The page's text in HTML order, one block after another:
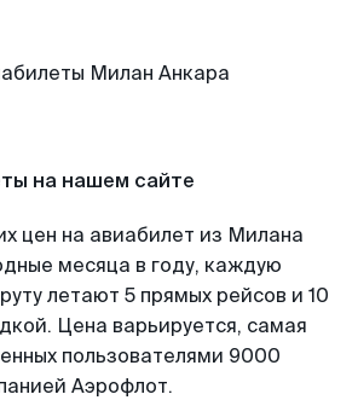
на нашем сайте
цен на авиабилет из Милана
месяца в году, каждую
летают 5 прямых рейсов и 10
Цена варьируется, самая
пользователями 9000
Аэрофлот.